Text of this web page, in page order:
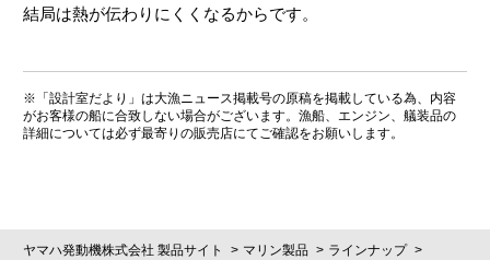
結局は熱が伝わりにくくなるからです。
※「設計室だより」は大漁ニュース掲載号の原稿を掲載している為、内容
がお客様の船に合致しない場合がございます。漁船、エンジン、艤装品の
詳細については必ず最寄りの販売店にてご確認をお願いします。
ヤマハ発動機株式会社 製品サイト マリン製品
ラインナップ